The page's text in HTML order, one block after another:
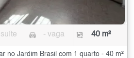
- vaga 40 m²
no Jardim Brasil com 1 quarto - 40 m²